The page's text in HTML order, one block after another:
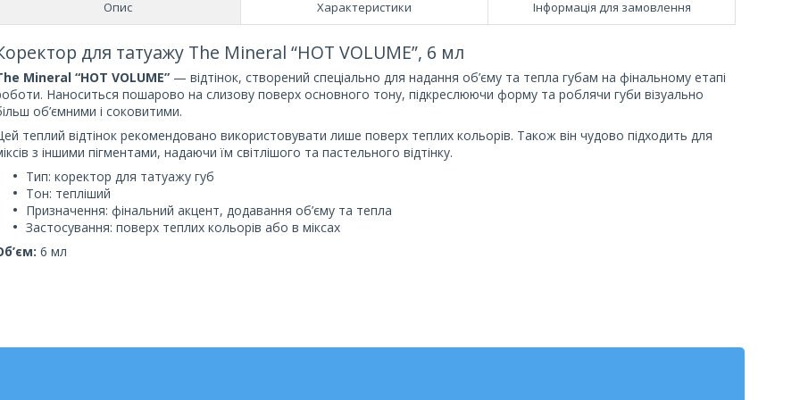
Опис Характеристики Інформація для замовлення
для татуажу The Mineral “HOT VOLUME”, 6 мл
Mineral “HOT VOLUME” — відтінок, створений спеціально для надання об’єму та тепла губам на фінальному етапі
Наноситься пошарово на слизову поверх основного тону, підкреслюючи форму та роблячи губи візуально
об’ємними і соковитими.
теплий відтінок рекомендовано використовувати лише поверх теплих кольорів. Також він чудово підходить для
з іншими пігментами, надаючи їм світлішого та пастельного відтінку.
Тип: коректор для татуажу губ
Тон: тепліший
Призначення: фінальний акцент, додавання об’єму та тепла
Застосування: поверх теплих кольорів або в міксах
6 мл